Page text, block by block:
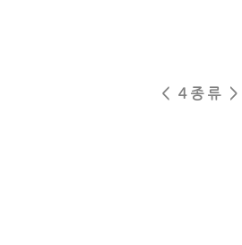
< 4종류 >